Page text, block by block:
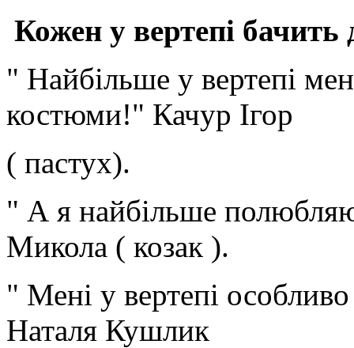
Кожен у вертепі бачить
" Найбільше у вертепі
костюми!" Качур Ігор
( пастух).
" А я найбільше
Микола ( козак ).
" Мені у вертепі
Наталя Кушлик